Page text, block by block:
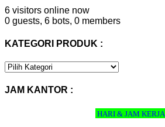
6 visitors online now
0 guests, 6 bots, 0 members
KATEGORI PRODUK :
KATEGORI
JAM KANTOR :
HARI & JAM KERJA